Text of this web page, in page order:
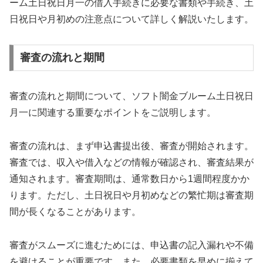
ーム土日祝日月一の借入手続きに必要な書類や手続き、土
日祝日や月初めの注意点について詳しく解説いたします。
審査の流れと期間
審査の流れと期間について、ソフト闇金ブルーム土日祝日
月一に関連する重要なポイントをご説明します。
審査の流れは、まず申込書提出後、審査が開始されます。
審査では、収入や借入などの情報が確認され、審査結果が
通知されます。審査期間は、通常数日から1週間程度かか
ります。ただし、土日祝日や月初めなどの繁忙期は審査期
間が長くなることがあります。
審査がスムーズに進むためには、申込書の記入漏れや不備